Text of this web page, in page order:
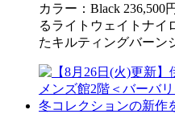
カラー：Black 236,500
るライトウェイトナイ
たキルティングバーン